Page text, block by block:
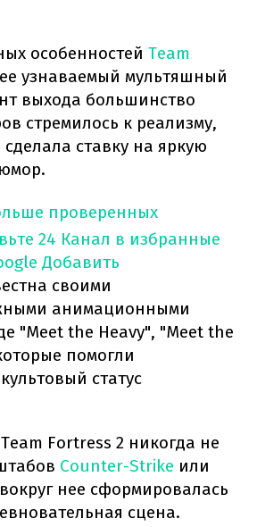
особенностей Team
узнаваемый мультяшный
выхода большинство
стремилось к реализму,
сделала ставку на яркую
проверенных
24 Канал в избранные
Добавить
своими
анимационными
"Meet the Heavy", "Meet the
помогли
статус
Fortress 2 никогда не
Counter-Strike или
нее сформировалась
сцена.